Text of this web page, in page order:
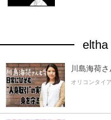
eltha
川島海荷
オリコンタイ